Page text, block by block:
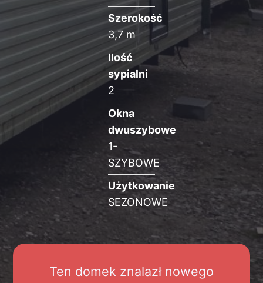
Ten domek znalazł nowego
Szerokość
3,7 m
Ilość
sypialni
2
Okna
dwuszybowe
1-
SZYBOWE
Użytkowanie
SEZONOWE